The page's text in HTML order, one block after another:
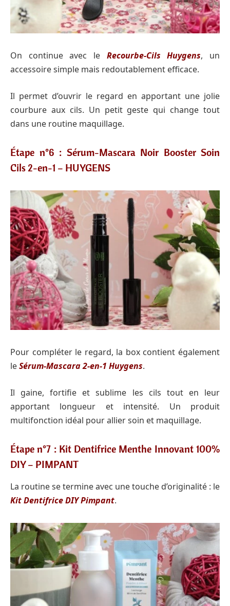
On continue avec le Recourbe-Cils Huygens, un
accessoire simple mais redoutablement efficace.
Il permet d’ouvrir le regard en apportant une jolie
courbure aux cils. Un petit geste qui change tout
dans une routine maquillage.
Étape n°6 : Sérum-Mascara Noir Booster Soin
Cils 2-en-1 – HUYGENS
Pour compléter le regard, la box contient également
leSérum-Mascara 2-en-1 Huygens.
Il gaine, fortifie et sublime les cils tout en leur
apportant longueur et intensité. Un produit
multifonction idéal pour allier soin et maquillage.
Étape n°7 : Kit Dentifrice Menthe Innovant 100%
DIY – PIMPANT
La routine se termine avec une touche d’originalité : le
Kit Dentifrice DIY Pimpant.